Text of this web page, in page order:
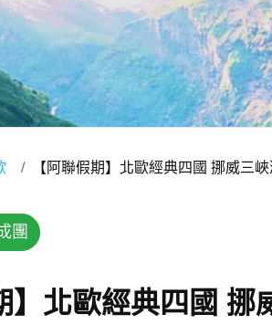
【阿聯假期】北歐經典四國 挪威三
團
】北歐經典四國